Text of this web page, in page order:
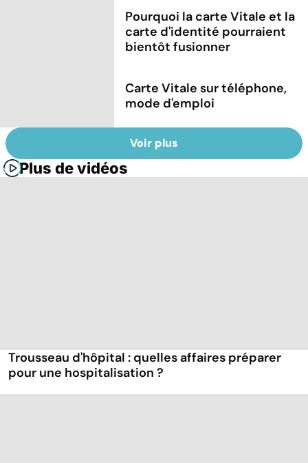
Pourquoi la carte Vitale et la
carte d'identité pourraient
bientôt fusionner
Carte Vitale sur téléphone,
mode d'emploi
Voir plus
Plus de vidéos
Trousseau d'hôpital : quelles affaires préparer
pour une hospitalisation ?